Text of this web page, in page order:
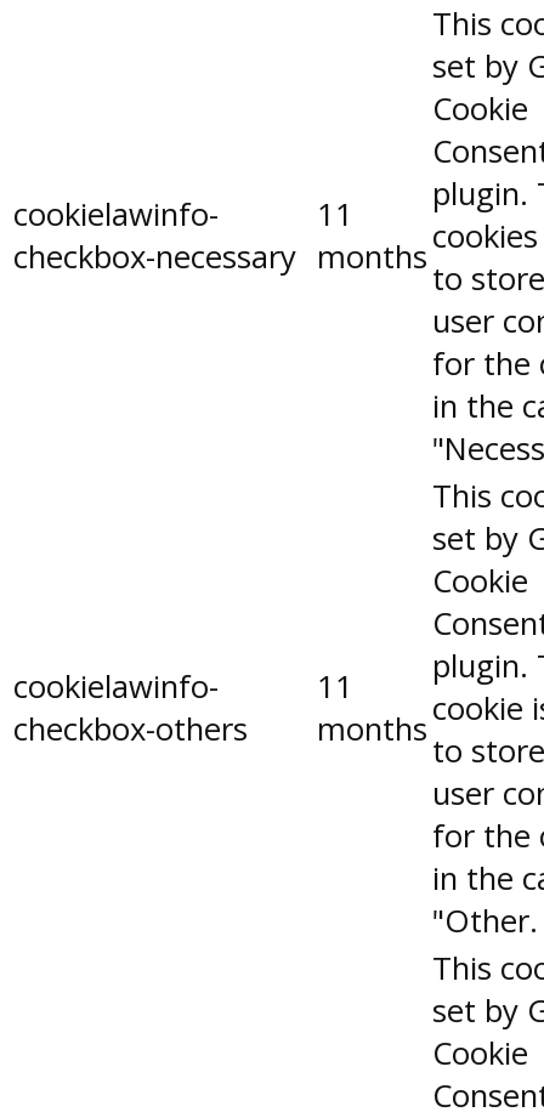
cookielawinfo-
checkbox-necessary
11
months
This
set by
Cookie
plugin.
to
user
for the
in the
cookielawinfo-
checkbox-others
11
months
This
set by
Cookie
plugin.
cookie
to
user
for the
in the
"Other.
This
set by
Cookie